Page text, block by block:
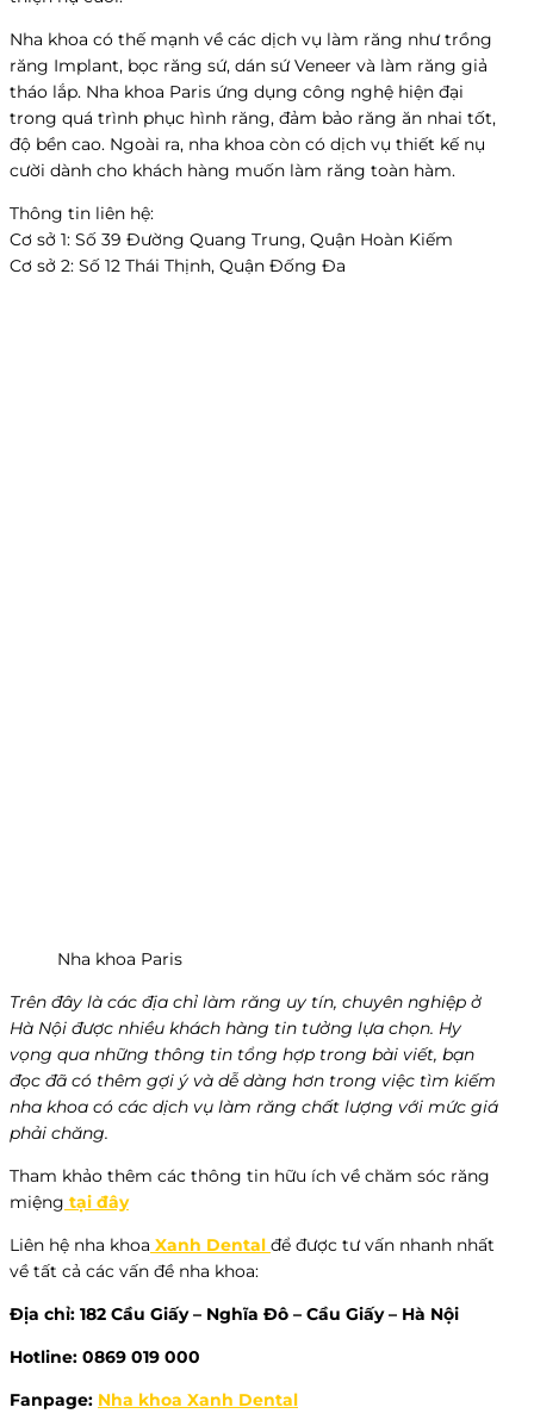
Nha khoa có thế mạnh về các dịch vụ làm răng như trồng
răng Implant, bọc răng sứ, dán sứ Veneer và làm răng giả
tháo lắp. Nha khoa Paris ứng dụng công nghệ hiện đại
trong quá trình phục hình răng, đảm bảo răng ăn nhai tốt,
độ bền cao. Ngoài ra, nha khoa còn có dịch vụ thiết kế nụ
cười dành cho khách hàng muốn làm răng toàn hàm.
Thông tin liên hệ:
Cơ sở 1: Số 39 Đường Quang Trung, Quận Hoàn Kiếm
Cơ sở 2: Số 12 Thái Thịnh, Quận Đống Đa
Nha khoa Paris
Trên đây là các địa chỉ làm răng uy tín, chuyên nghiệp ở
Hà Nội được nhiều khách hàng tin tưởng lựa chọn. Hy
vọng qua những thông tin tổng hợp trong bài viết, bạn
đọc đã có thêm gợi ý và dễ dàng hơn trong việc tìm kiếm
nha khoa có các dịch vụ làm răng chất lượng với mức giá
phải chăng.
Tham khảo thêm các thông tin hữu ích về chăm sóc răng
miệng tại đây
Liên hệ nha khoa Xanh Dental để được tư vấn nhanh nhất
về tất cả các vấn đề nha khoa:
Địa chỉ: 182 Cầu Giấy – Nghĩa Đô – Cầu Giấy – Hà Nội
Hotline: 0869 019 000
Fanpage: Nha khoa Xanh Dental